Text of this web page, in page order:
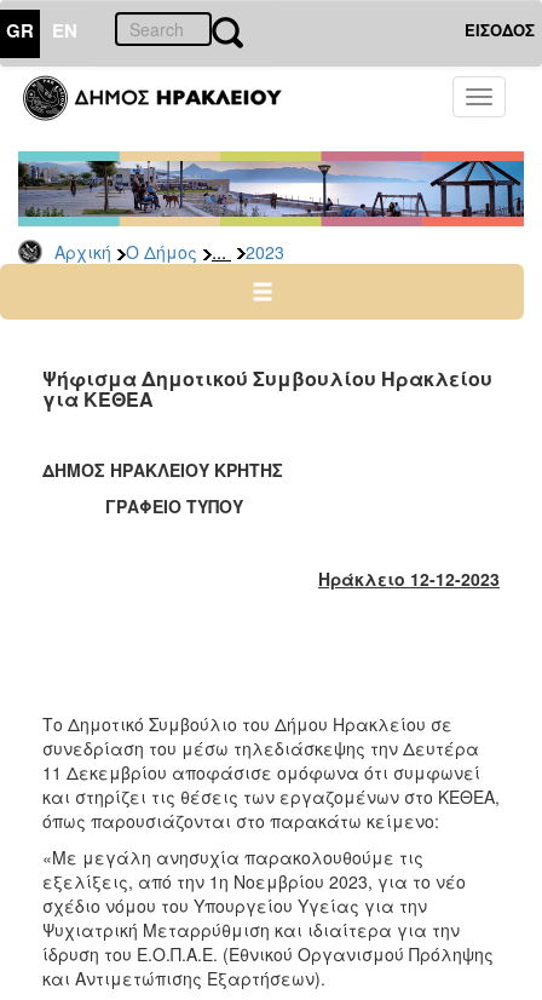
GR EN ΕΙΣΟΔΟΣ
Toggle
Αρχική Ο Δήμος ... 2023
ΔΗΜΟΣ
Δελτία
Τύπου
Αρχείο
2026
2024
2022
2020
2019
2012
2011
2010
2006
ΤΟΠΟΣ
Ψήφισμα Δημοτικού Συμβουλίου Ηρακλείου
για ΚΕΘΕΑ
ΔΗΜΟΣ ΗΡΑΚΛΕΙΟΥ ΚΡΗΤΗΣ
ΓΡΑΦΕΙΟ ΤΥΠΟΥ
Ηράκλειο 12-12-2023
Το Δημοτικό Συμβούλιο του Δήμου Ηρακλείου σε
συνεδρίαση του μέσω τηλεδιάσκεψης την Δευτέρα
11 Δεκεμβρίου αποφάσισε ομόφωνα ότι συμφωνεί
και στηρίζει τις θέσεις των εργαζομένων στο ΚΕΘΕΑ,
όπως παρουσιάζονται στο παρακάτω κείμενο:
«Με μεγάλη ανησυχία παρακολουθούμε τις
εξελίξεις, από την 1η Νοεμβρίου 2023, για το νέο
σχέδιο νόμου του Υπουργείου Υγείας για την
Ψυχιατρική Μεταρρύθμιση και ιδιαίτερα για την
ίδρυση του Ε.Ο.Π.Α.Ε. (Εθνικού Οργανισμού Πρόληψης
και Αντιμετώπισης Εξαρτήσεων).